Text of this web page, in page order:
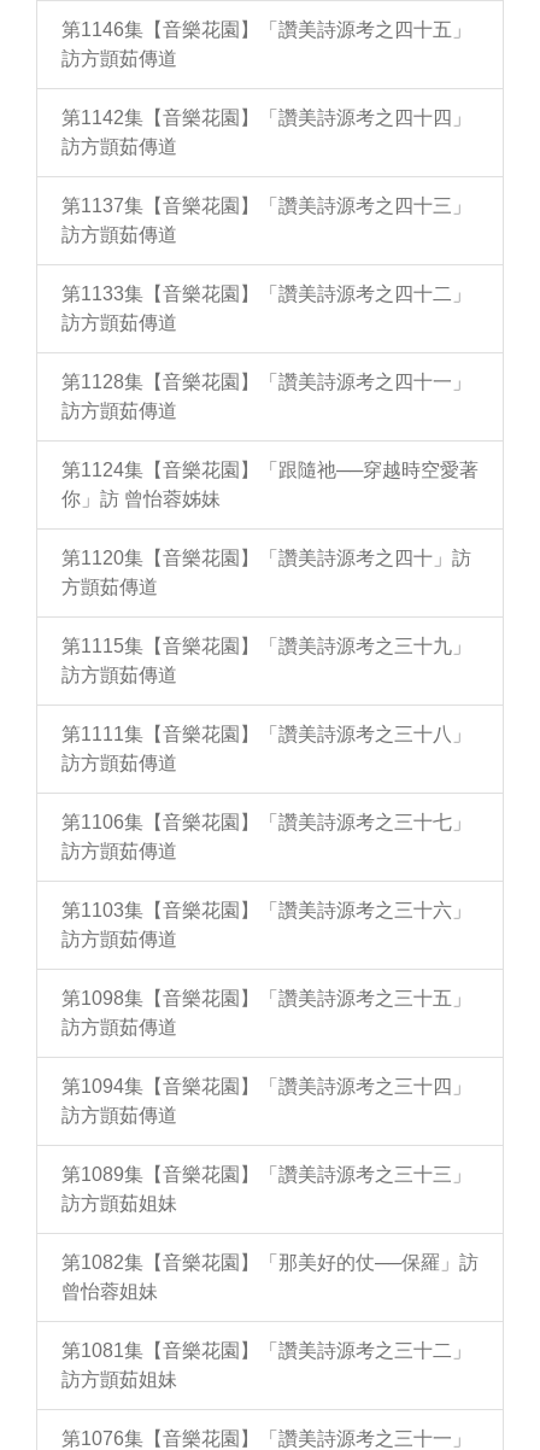
第1146集【音樂花園】「讚美詩源考之四十五」
訪方顗茹傳道
第1142集【音樂花園】「讚美詩源考之四十四」
訪方顗茹傳道
第1137集【音樂花園】「讚美詩源考之四十三」
訪方顗茹傳道
第1133集【音樂花園】「讚美詩源考之四十二」
訪方顗茹傳道
第1128集【音樂花園】「讚美詩源考之四十一」
訪方顗茹傳道
第1124集【音樂花園】「跟隨祂──穿越時空愛著
你」訪 曾怡蓉姊妹
第1120集【音樂花園】「讚美詩源考之四十」訪
方顗茹傳道
第1115集【音樂花園】「讚美詩源考之三十九」
訪方顗茹傳道
第1111集【音樂花園】「讚美詩源考之三十八」
訪方顗茹傳道
第1106集【音樂花園】「讚美詩源考之三十七」
訪方顗茹傳道
第1103集【音樂花園】「讚美詩源考之三十六」
訪方顗茹傳道
第1098集【音樂花園】「讚美詩源考之三十五」
訪方顗茹傳道
第1094集【音樂花園】「讚美詩源考之三十四」
訪方顗茹傳道
第1089集【音樂花園】「讚美詩源考之三十三」
訪方顗茹姐妹
第1082集【音樂花園】「那美好的仗──保羅」訪
曾怡蓉姐妹
第1081集【音樂花園】「讚美詩源考之三十二」
訪方顗茹姐妹
第1076集【音樂花園】「讚美詩源考之三十一」